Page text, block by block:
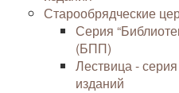
Старообрядческие
Серия
(БПП)
Лествица -
изданий